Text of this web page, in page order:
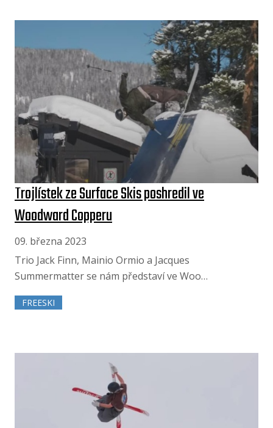
Trojlístek ze Surface Skis poshredil ve
Woodward Copperu
09. března 2023
Trio Jack Finn, Mainio Ormio a Jacques
Summermatter se nám představí ve Woo…
FREESKI